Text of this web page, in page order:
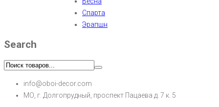
Спарта
Эрапшн
Search
info@oboi-decor.com
МО, г. Долгопрудный, проспект Пацаева д. 7 к. 5